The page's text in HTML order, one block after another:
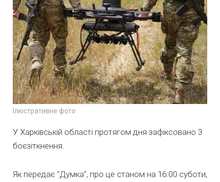
Ілюстративне фото
У Харківській області протягом дня зафіксовано 3
боєзіткнення.
Як передає "Думка", про це станом на 16:00 суботи,